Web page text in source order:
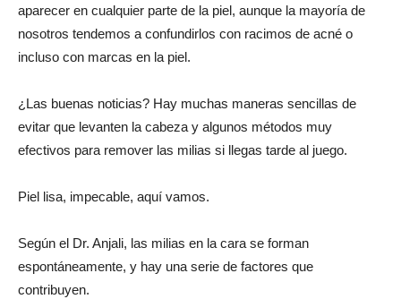
momento
aparecer en cualquier parte de la piel, aunque la mayoría de
nosotros tendemos a confundirlos con racimos de acné o
incluso con marcas en la piel.
¿Las buenas noticias? Hay muchas maneras sencillas de
evitar que levanten la cabeza y algunos métodos muy
efectivos para remover las milias si llegas tarde al juego.
Piel lisa, impecable, aquí vamos.
Según el Dr. Anjali, las milias en la cara se forman
espontáneamente, y hay una serie de factores que
contribuyen.